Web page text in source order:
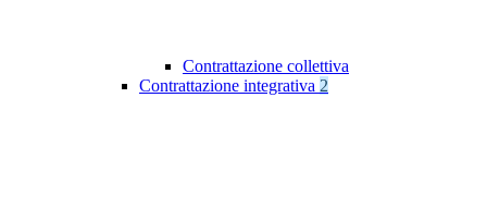
Contrattazione collettiva
Contrattazione integrativa 2